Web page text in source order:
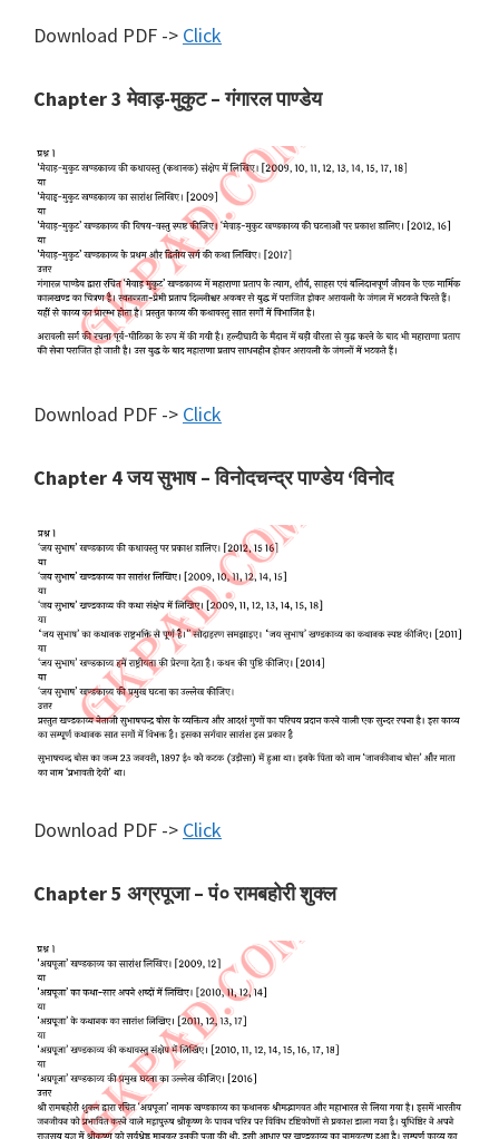
Download PDF -> Click
Chapter 3 मेवाड़-मुकुट – गंगारल पाण्डेय
Download PDF -> Click
Chapter 4 जय सुभाष – विनोदचन्द्र पाण्डेय ‘विनोद
Download PDF -> Click
Chapter 5 अग्रपूजा – पं० रामबहोरी शुक्ल